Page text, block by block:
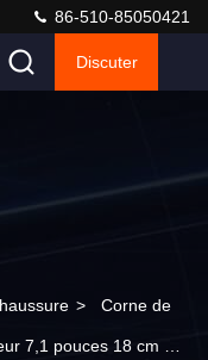
86-510-85050421
Discuter
> Corne de
7,1 pouces 18 cm en